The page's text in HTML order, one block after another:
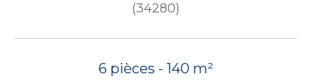
(34280)
6 pièces - 140 m²